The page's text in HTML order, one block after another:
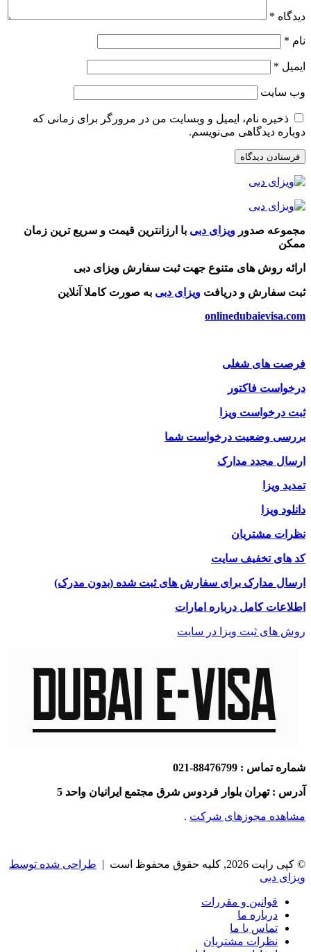
دیدگاه *
نام *
ایمیل *
وب‌ سایت
ذخیره نام، ایمیل و وبسایت من در مرورگر برای زمانی که
دوباره دیدگاهی می‌نویسم.
مجموعه صدور ویزای دبی با ارزانترین قیمت و سریع ترین زمان
ممکن
ارائه روش های متنوع جهت ثبت سفارش ویزای دبی
ثبت سفارش و دریافت ویزای دبی به صورت کاملا آنلاین
onlinedubaievisa.com
فرصت های شغلی
درخواست فاکتور
ثبت درخواست ویزا
بررسی وضعیت درخواست شما
ارسال مجدد مدارک
تمدید ویزا
دانلود ویزا
نظرات مشتریان
کد های تخفیف سایت
ارسال مدارک برای سفارش های ثبت شده (بدون مدرک)
اطلاعات کامل درباره امارات
روش های ثبت ویزا در سایت
شماره تماس : 88476799-021
آدرس : تهران بلوار فردوس شرق مجتمع ایرانیان واحد 5
مشاهده مجوزهای شرکت .
© کپی رایت 2026, کلیه حقوق محفوظ است |
طراحی شده توسط
ویزای دبی
قوانین و مقررات
درباره ما
تماس با ما
نظرات مشتریان